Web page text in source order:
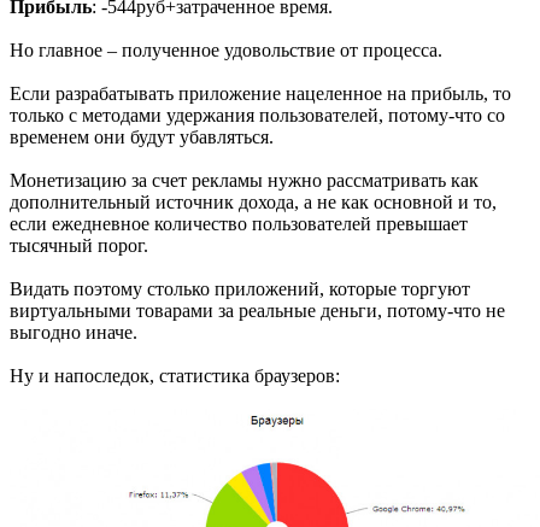
Прибыль: -544руб+затраченное время.
Но главное – полученное удовольствие от процесса.
Если разрабатывать приложение нацеленное на прибыль, то
только с методами удержания пользователей, потому-что со
временем они будут убавляться.
Монетизацию за счет рекламы нужно рассматривать как
дополнительный источник дохода, а не как основной и то,
если ежедневное количество пользователей превышает
тысячный порог.
Видать поэтому столько приложений, которые торгуют
виртуальными товарами за реальные деньги, потому-что не
выгодно иначе.
Ну и напоследок, статистика браузеров: